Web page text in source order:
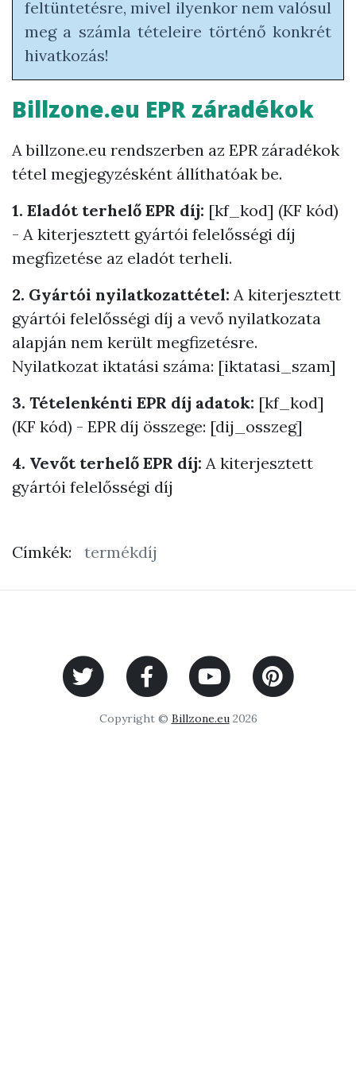
feltüntetésre, mivel ilyenkor nem valósul
meg a számla tételeire történő konkrét
hivatkozás!
Billzone.eu EPR záradékok
A billzone.eu rendszerben az EPR záradékok
tétel megjegyzésként állíthatóak be.
1. Eladót terhelő EPR díj: [kf_kod] (KF kód)
- A kiterjesztett gyártói felelősségi díj
megfizetése az eladót terheli.
2. Gyártói nyilatkozattétel: A kiterjesztett
gyártói felelősségi díj a vevő nyilatkozata
alapján nem került megfizetésre.
Nyilatkozat iktatási száma: [iktatasi_szam]
3. Tételenkénti EPR díj adatok: [kf_kod]
(KF kód) - EPR díj összege: [dij_osszeg]
4. Vevőt terhelő EPR díj: A kiterjesztett
gyártói felelősségi díj
Címkék: termékdíj
Copyright © Billzone.eu2026